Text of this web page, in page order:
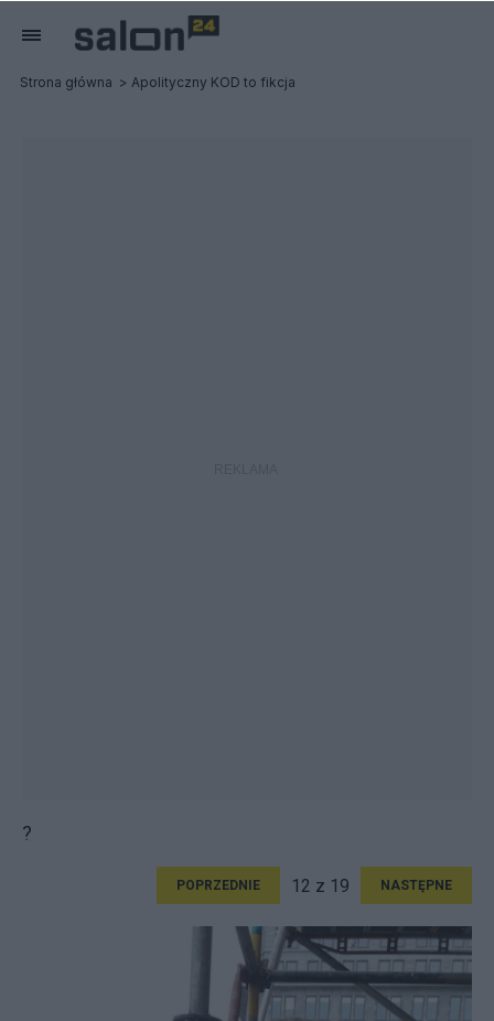
Strona główna Apolityczny KOD to fikcja
?
POPRZEDNIE 12 z 19 NASTĘPNE